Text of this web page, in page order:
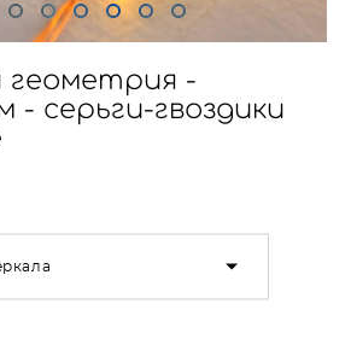
геометрия -
- серьги-гвоздики